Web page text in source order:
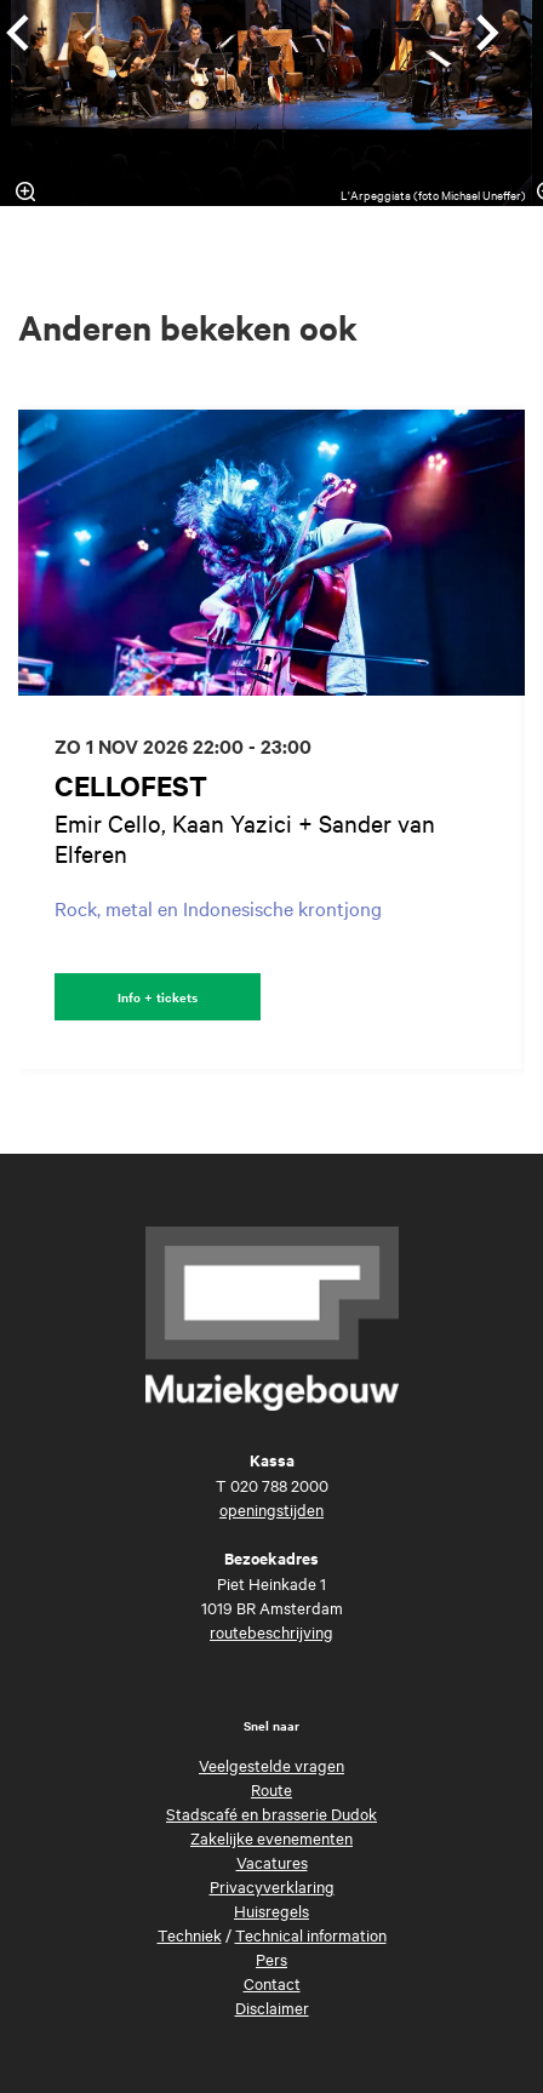
L'Arpeggiata (foto Michael Uneffer)
Anderen bekeken ook
CELLOFEST
Emir Cello, Kaan Yazici + Sander van
Elferen
Rock, metal en Indonesische krontjong
ZO 1 NOV 202622:00 - 23:00
Info + tickets
Kassa
T 020 788 2000
openingstijden
Bezoekadres
Piet Heinkade 1
1019 BR Amsterdam
routebeschrijving
Snel naar
Veelgestelde vragen
Route
Stadscafé en brasserie Dudok
Zakelijke evenementen
Vacatures
Privacyverklaring
Huisregels
Techniek/Technical information
Pers
Contact
Disclaimer